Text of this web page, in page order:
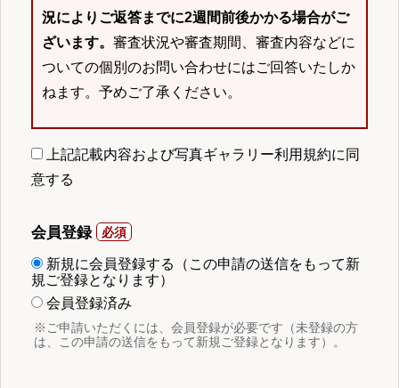
況によりご返答までに2週間前後かかる場合がご
ざいます。 審査状況や審査期間、審査内容などに
ついての個別のお問い合わせにはご回答いたしか
ねます。予めご了承ください。
上記記載内容および写真ギャラリー利用規約に同
意する
会員登録
新規に会員登録する（この申請の送信をもって新
規ご登録となります）
会員登録済み
※ご申請いただくには、会員登録が必要です（未登録の方
は、この申請の送信をもって新規ご登録となります）。